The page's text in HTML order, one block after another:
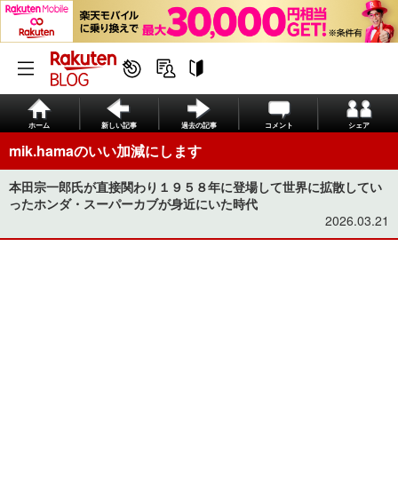
ホーム 新しい記事 過去の記事 コメント シェア
mik.hamaのいい加減にします
本田宗一郎氏が直接関わり１９５８年に登場して世界に拡散してい
ったホンダ・スーパーカブが身近にいた時代
2026.03.21